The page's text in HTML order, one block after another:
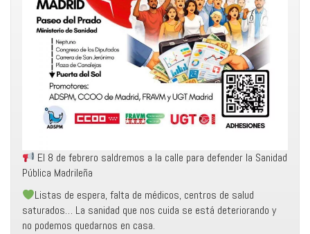
El 8 de febrero saldremos a la calle para defender la Sanidad
Pública Madrileña
Listas de espera, falta de médicos, centros de salud
saturados… La sanidad que nos cuida se está deteriorando y
no podemos quedarnos en casa.